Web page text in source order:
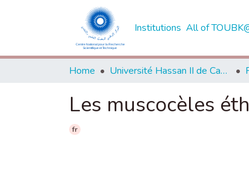
Institutions All of
Home Université Hassan II de Casablanca
Les muscocèles
fr